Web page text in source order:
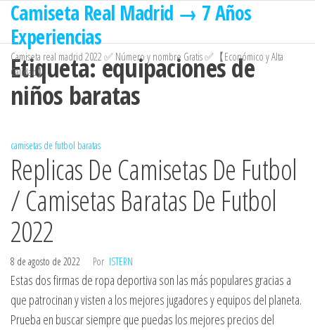
Saltar
contenido
Camiseta Real Madrid → 7 Años
Experiencias
Camiseta real madrid 2022 ✅ Número y nombre Gratis ✅【Económico y Alta
Calidad】
Etiqueta:equipaciones de
niños baratas
camisetas de futbol baratas
Replicas De Camisetas De Futbol
/ Camisetas Baratas De Futbol
2022
8 de agosto de 2022 Por ISTERN
Estas dos firmas de ropa deportiva son las más populares gracias a
que patrocinan y visten a los mejores jugadores y equipos del planeta.
Prueba en buscar siempre que puedas los mejores precios del